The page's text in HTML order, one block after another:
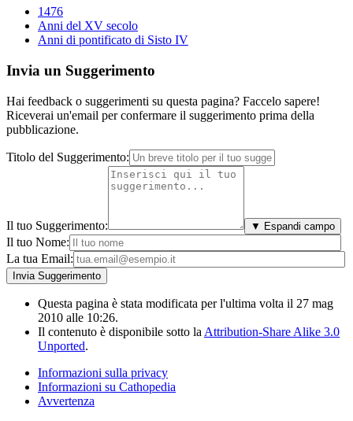
1476
Anni del XV secolo
Anni di pontificato di Sisto IV
Invia un Suggerimento
Hai feedback o suggerimenti su questa pagina? Faccelo sapere!
Riceverai un'email per confermare il suggerimento prima della
pubblicazione.
Titolo del Suggerimento:
Il tuo Suggerimento: ▼ Espandi campo
Il tuo Nome:
La tua Email:
Questa pagina è stata modificata per l'ultima volta il 27 mag
2010 alle 10:26.
Il contenuto è disponibile sotto la Attribution-Share Alike 3.0
Unported.
Informazioni sulla privacy
Informazioni su Cathopedia
Avvertenza